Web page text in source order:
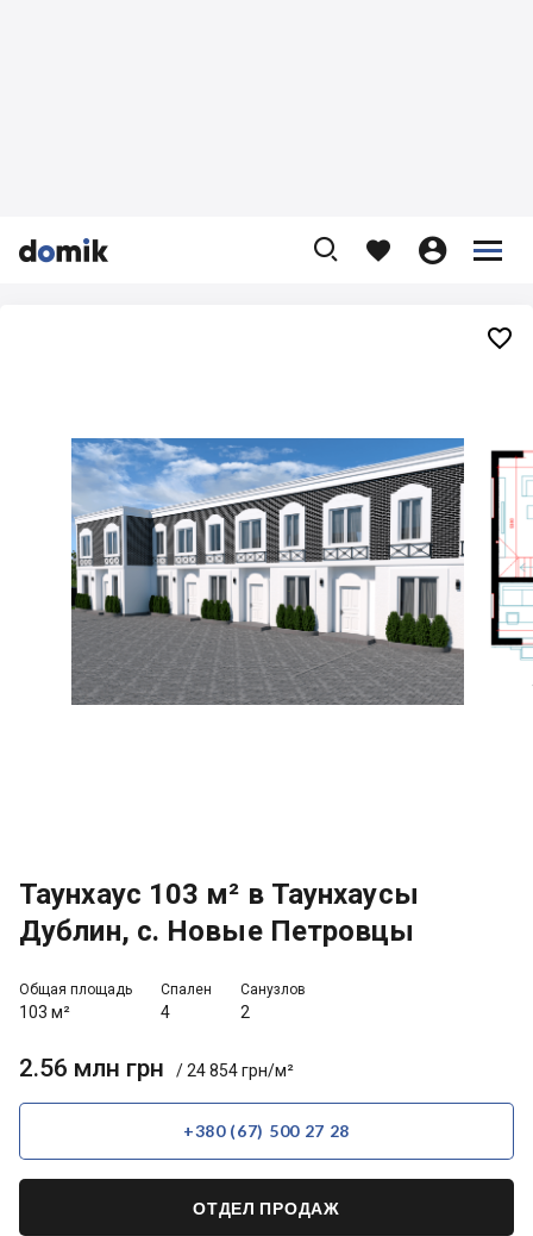


    


Таунхаус 103 м² в Таунхаусы
Дублин, с. Новые Петровцы
Общая площадь
103 м²
Спален
4
Санузлов
2
2.56 млн грн / 24 854 грн/м²
+380 (67) 500 27 28
ОТДЕЛ ПРОДАЖ
